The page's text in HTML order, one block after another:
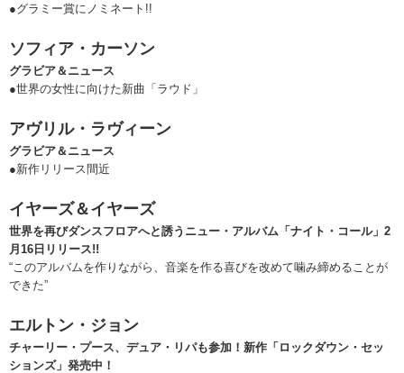
●グラミー賞にノミネート!!
ソフィア・カーソン
グラビア＆ニュース
●世界の女性に向けた新曲「ラウド」
アヴリル・ラヴィーン
グラビア＆ニュース
●新作リリース間近
イヤーズ＆イヤーズ
世界を再びダンスフロアへと誘うニュー・アルバム「ナイト・コール」2
月16日リリース!!
“このアルバムを作りながら、音楽を作る喜びを改めて噛み締めることが
できた”
エルトン・ジョン
チャーリー・プース、デュア・リパも参加！新作「ロックダウン・セッ
ションズ」発売中！